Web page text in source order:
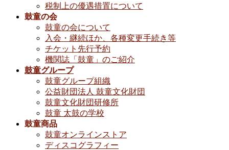
税制上の優遇措置について
鼓童の会
鼓童の会について
入会・継続ほか、各種変更手続き等
チケット先行予約
機関誌「鼓童」のご紹介
鼓童グループ
鼓童グループ組織
公益財団法人 鼓童文化財団
鼓童文化財団研修所
鼓童 太鼓の学校
鼓童商品
鼓童オンラインストア
ディスコグラフィー